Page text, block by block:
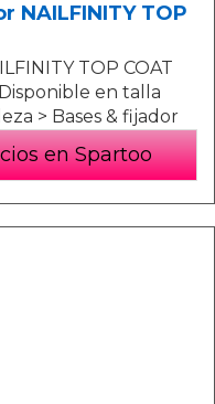
NAILFINITY TOP
TOP COAT
en talla
> Bases & fijador
en Spartoo